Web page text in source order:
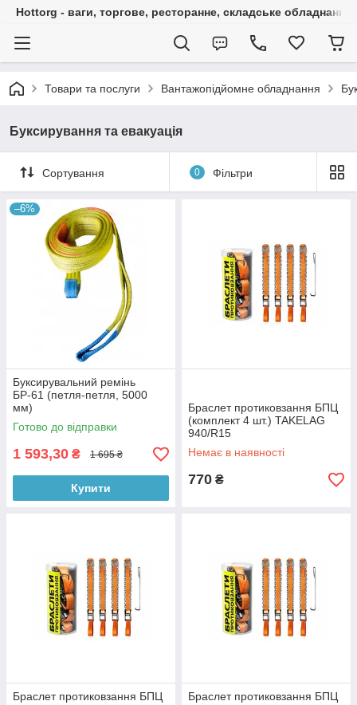
Hottorg - ваги, торгове, ресторанне, складське обладнання
Товари та послуги Вантажопідйомне обладнання
Буксирування та евакуація
Сортування 0 Фільтри
–6%
Буксирувальний ремінь
БР-61 (петля-петля, 5000
мм)
Готово до відправки
1 593,30 ₴ 1 695 ₴
Купити
Браслет протиковзання БПЦ
(комплект 4 шт.) TAKELAG
940/R15
Немає в наявності
770 ₴
Браслет протиковзання БПЦ
Браслет протиковзання БПЦ